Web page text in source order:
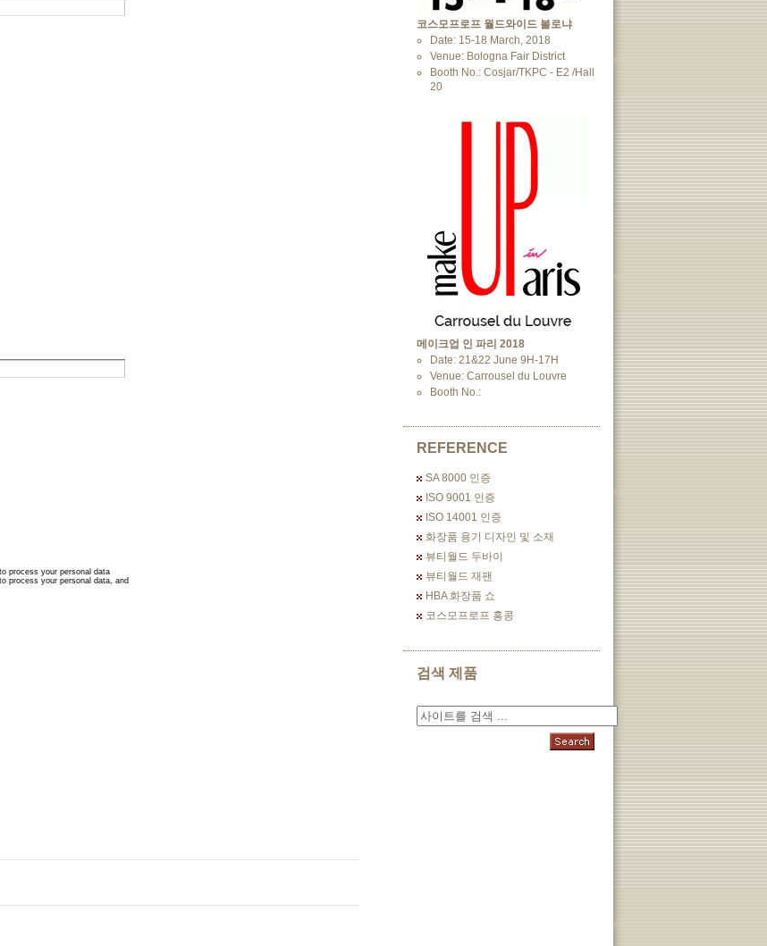
코스모프로프 월드와이드 볼로냐
Date: 15-18 March, 2018
Venue: Bologna Fair District
Booth No.: Cosjar/TKPC - E2 /Hall
20
메이크업 인 파리 2018
Date: 21&22 June 9H-17H
Venue: Carrousel du Louvre
Booth No.:
REFERENCE
SA 8000 인증
ISO 9001 인증
ISO 14001 인증
화장품 용기 디자인 및 소재
뷰티월드 두바이
뷰티월드 재팬
HBA 화장품 쇼
코스모프로프 홍콩
검색 제품